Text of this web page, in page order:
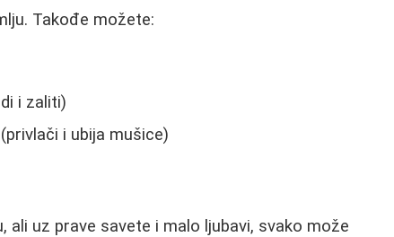
Takođe možete:
i zaliti)
i ubija mušice)
ali uz prave savete i malo ljubavi, svako može